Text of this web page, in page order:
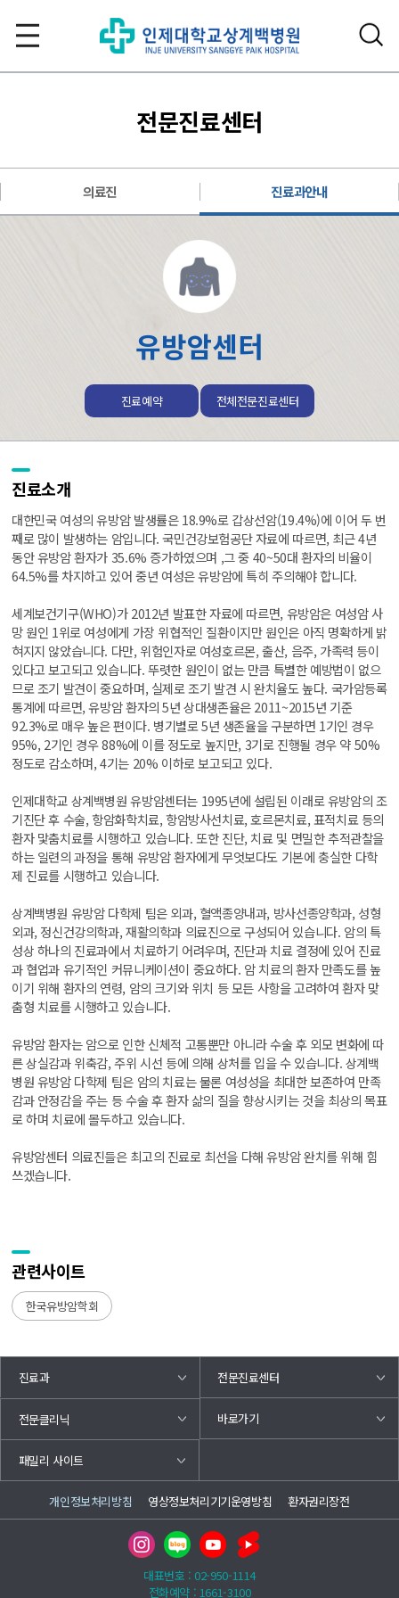
전문진료센터
의료진 진료과안내
유방암센터
진료예약 전체전문진료센터
진료소개
대한민국 여성의 유방암 발생률은 18.9%로 갑상선암(19.4%)에 이어 두 번
째로 많이 발생하는 암입니다. 국민건강보험공단 자료에 따르면, 최근 4년
동안 유방암 환자가 35.6% 증가하였으며 ,그 중 40~50대 환자의 비율이
64.5%를 차지하고 있어 중년 여성은 유방암에 특히 주의해야 합니다.
세계보건기구(WHO)가 2012년 발표한 자료에 따르면, 유방암은 여성암 사
망 원인 1위로 여성에게 가장 위협적인 질환이지만 원인은 아직 명확하게 밝
혀지지 않았습니다. 다만, 위험인자로 여성호르몬, 출산, 음주, 가족력 등이
있다고 보고되고 있습니다. 뚜렷한 원인이 없는 만큼 특별한 예방법이 없으
므로 조기 발견이 중요하며, 실제로 조기 발견 시 완치율도 높다. 국가암등록
통계에 따르면, 유방암 환자의 5년 상대생존율은 2011~2015년 기준
92.3%로 매우 높은 편이다. 병기별로 5년 생존율을 구분하면 1기인 경우
95%, 2기인 경우 88%에 이를 정도로 높지만, 3기로 진행될 경우 약 50%
정도로 감소하며, 4기는 20% 이하로 보고되고 있다.
인제대학교 상계백병원 유방암센터는 1995년에 설립된 이래로 유방암의 조
기진단 후 수술, 항암화학치료, 항암방사선치료, 호르몬치료, 표적치료 등의
환자 맟춤치료를 시행하고 있습니다. 또한 진단, 치료 및 면밀한 추적관찰을
하는 일련의 과정을 통해 유방암 환자에게 무엇보다도 기본에 충실한 다학
제 진료를 시행하고 있습니다.
상계백병원 유방암 다학제 팀은 외과, 혈액종양내과, 방사선종양학과, 성형
외과, 정신건강의학과, 재활의학과 의료진으로 구성되어 있습니다. 암의 특
성상 하나의 진료과에서 치료하기 어려우며, 진단과 치료 결정에 있어 진료
과 협업과 유기적인 커뮤니케이션이 중요하다. 암 치료의 환자 만족도를 높
이기 위해 환자의 연령, 암의 크기와 위치 등 모든 사항을 고려하여 환자 맞
춤형 치료를 시행하고 있습니다.
유방암 환자는 암으로 인한 신체적 고통뿐만 아니라 수술 후 외모 변화에 따
른 상실감과 위축감, 주위 시선 등에 의해 상처를 입을 수 있습니다. 상계백
병원 유방암 다학제 팀은 암의 치료는 물론 여성성을 최대한 보존하여 만족
감과 안정감을 주는 등 수술 후 환자 삶의 질을 향상시키는 것을 최상의 목표
로 하며 치료에 몰두하고 있습니다.
유방암센터 의료진들은 최고의 진료로 최선을 다해 유방암 완치를 위해 힘
쓰겠습니다.
관련사이트
한국유방암학회
진료과 전문진료센터
전문클리닉 바로가기
패밀리 사이트
개인정보처리방침 영상정보처리기기운영방침 환자권리장전
대표번호 : 02-950-1114
전화예약 : 1661-3100